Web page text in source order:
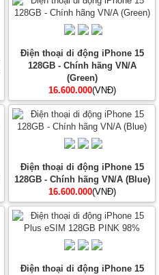
Điện thoại di động iPhone 15
128GB - Chính hãng VN/A
(Green)
16.600.000(VNĐ)
Điện thoại di động iPhone 15
128GB - Chính hãng VN/A (Blue)
16.600.000(VNĐ)
Điện thoại di động iPhone 15